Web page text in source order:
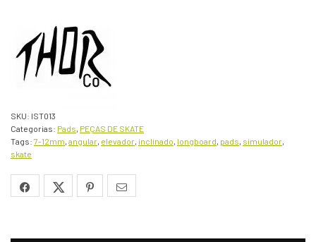
SKU: IST013
Categorias: Pads, PEÇAS DE SKATE
Tags: 7-12mm, angular, elevador, inclinado, longboard, pads, simulador,
skate